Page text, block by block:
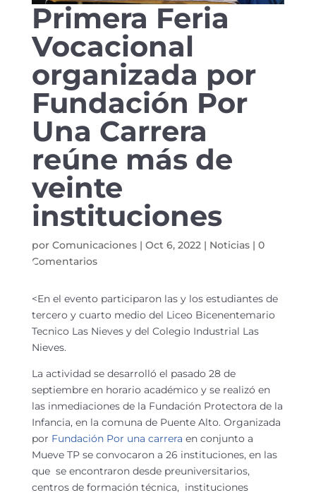
Primera Feria
Vocacional
organizada por
Fundación Por
Una Carrera
reúne más de
veinte
instituciones
por Comunicaciones| Oct 6, 2022| Noticias| 0
Comentarios
<En el evento participaron las y los estudiantes de
tercero y cuarto medio del Liceo Bicenentemario
Tecnico Las Nieves y del Colegio Industrial Las
Nieves.
La actividad se desarrolló el pasado 28 de
septiembre en horario académico y se realizó en
las inmediaciones de la Fundación Protectora de la
Infancia, en la comuna de Puente Alto. Organizada
por Fundación Por una carrera en conjunto a
Mueve TP se convocaron a 26 instituciones, en las
que se encontraron desde preuniversitarios,
centros de formación técnica, instituciones